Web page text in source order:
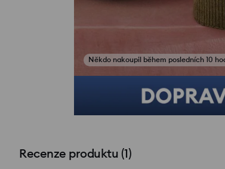
Recenze produktu (1)